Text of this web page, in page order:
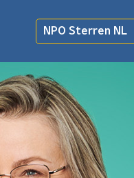
NPO Sterren NL